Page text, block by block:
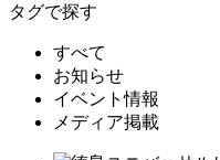
タグで探す
すべて
お知らせ
イベント情報
メディア掲載